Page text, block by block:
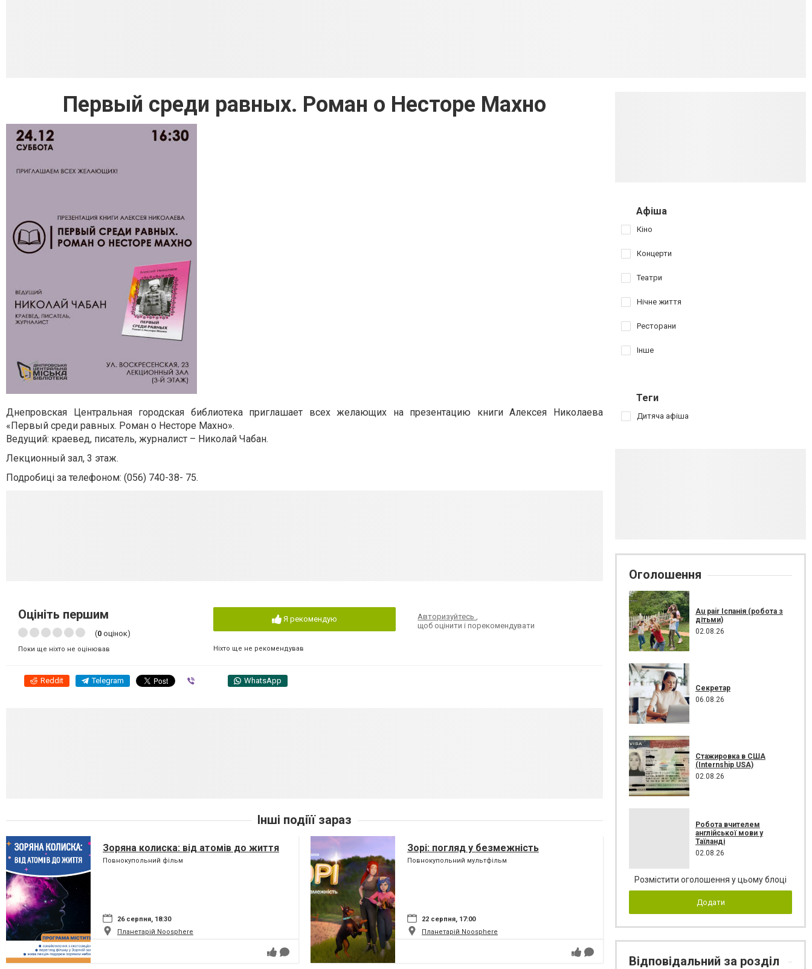
Первый среди равных. Роман о Несторе Махно
Днепровская Центральная городская библиотека приглашает всех желающих на презентацию книги Алексея Николаева
«Первый среди равных. Роман о Несторе Махно».
Ведущий: краевед, писатель, журналист – Николай Чабан.
Лекционный зал, 3 этаж.
Подробиці за телефоном: (056) 740-38- 75.
Оцініть першим
(0 оцінок)
Поки ще ніхто не оцінював
Я рекомендую
Ніхто ще не рекомендував
Авторизуйтесь
щоб оцінити і порекомендувати
Reddit Telegram WhatsApp
Інші подіїї зараз
Зоряна колиска: від атомів до життя
Повнокупольний фільм
26 серпня, 18:30
Планетарій Noosphere
Зорі: погляд у безмежність
Повнокупольний мультфільм
22 серпня, 17:00
Планетарій Noosphere
Афіша
Кіно
Концерти
Театри
Нічне життя
Ресторани
Інше
Теги
Дитяча афіша
Оголошення
Au pair Іспанія (робота з
дітьми)
02.08.26
Секретар
06.08.26
Стажировка в США
(Internship USA)
02.08.26
Робота вчителем
англійської мови у
Таїланді
02.08.26
Розмістити оголошення у цьому блоці
Додати
Відповідальний за розділ